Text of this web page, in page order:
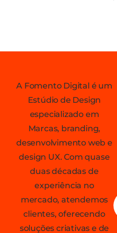
A Fomento Digital é um
Estúdio de Design
especializado em
Marcas, branding,
desenvolvimento web e
design UX. Com quase
duas décadas de
experiência no
mercado, atendemos
clientes, oferecendo
soluções criativas e de